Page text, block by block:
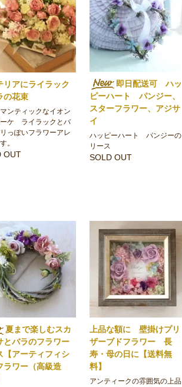
リアにライラック
の花束
ンティックなイオン
ーケ ライラックとバ
っぽいフラワーアレ
。
OUT
即日配送可 ハッ
ピーハート パンジー、
スターフラワー、アジサ
イ
ハッピーハート パンジーの
リース
SOLD OUT
夏まで楽しむスカ
とバラのフラワー
【アーティフィシ
ラワー（高級造
上品な額に 壁掛けプリ
ザーブドフラワー 長
寿・母の日に【送料無
料】
アンティークの雰囲気の上品